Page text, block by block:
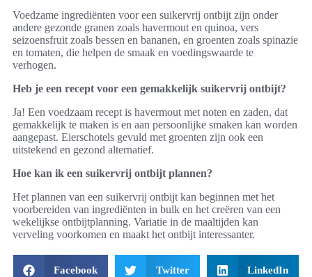
Voedzame ingrediënten voor een suikervrij ontbijt zijn onder
andere gezonde granen zoals havermout en quinoa, vers
seizoensfruit zoals bessen en bananen, en groenten zoals spinazie
en tomaten, die helpen de smaak en voedingswaarde te
verhogen.
Heb je een recept voor een gemakkelijk suikervrij ontbijt?
Ja! Een voedzaam recept is havermout met noten en zaden, dat
gemakkelijk te maken is en aan persoonlijke smaken kan worden
aangepast. Eierschotels gevuld met groenten zijn ook een
uitstekend en gezond alternatief.
Hoe kan ik een suikervrij ontbijt plannen?
Het plannen van een suikervrij ontbijt kan beginnen met het
voorbereiden van ingrediënten in bulk en het creëren van een
wekelijkse ontbijtplanning. Variatie in de maaltijden kan
verveling voorkomen en maakt het ontbijt interessanter.
Facebook Twitter LinkedIn